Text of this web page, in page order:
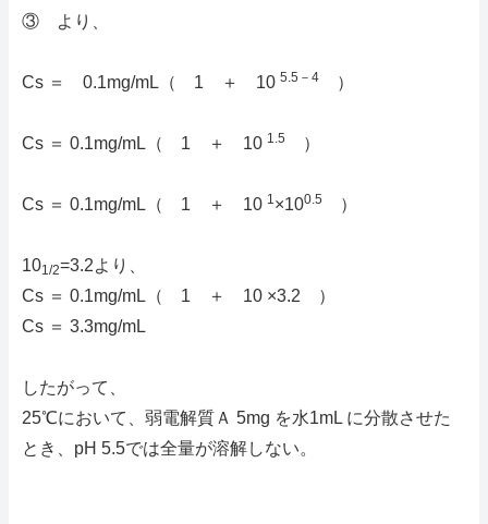
③ より、
Cs ＝ 0.1mg/mL（ 1 ＋ 10 5.5－4 ）
Cs ＝ 0.1mg/mL（ 1 ＋ 10 1.5 ）
Cs ＝ 0.1mg/mL（ 1 ＋ 10 1×100.5 ）
101/2=3.2より、
Cs ＝ 0.1mg/mL（ 1 ＋ 10 ×3.2 ）
Cs ＝ 3.3mg/mL
したがって、
25℃において、弱電解質Ａ 5mg を水1mL に分散させた
とき、pH 5.5では全量が溶解しない。